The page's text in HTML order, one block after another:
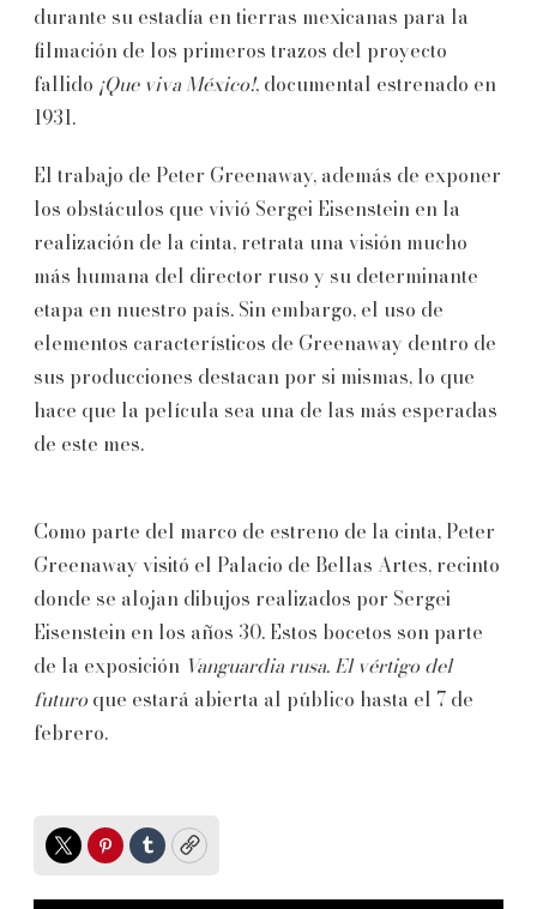
durante su estadía en tierras mexicanas para la
filmación de los primeros trazos del proyecto
fallido ¡Que viva México!, documental estrenado en
1931.
El trabajo de Peter Greenaway, además de exponer
los obstáculos que vivió Sergei Eisenstein en la
realización de la cinta, retrata una visión mucho
más humana del director ruso y su determinante
etapa en nuestro país. Sin embargo, el uso de
elementos característicos de Greenaway dentro de
sus producciones destacan por si mismas, lo que
hace que la película sea una de las más esperadas
de este mes.
Como parte del marco de estreno de la cinta, Peter
Greenaway visitó el Palacio de Bellas Artes, recinto
donde se alojan dibujos realizados por Sergei
Eisenstein en los años 30. Estos bocetos son parte
de la exposición Vanguardia rusa. El vértigo del
futuroque estará abierta al público hasta el 7 de
febrero.
TwitterPinterest
TumblrCopy